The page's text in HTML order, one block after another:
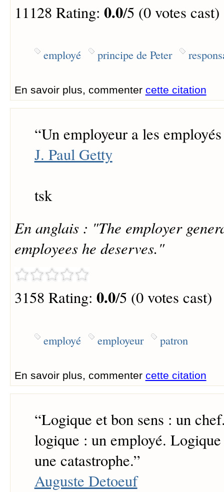
11128 Rating: 0.0/5 (0 votes cast)
employé principe de Peter
En savoir plus, commenter cette citation
“Un employeur a les
J. Paul Getty
tsk
En anglais : "The employer
employees he deserves."
3158 Rating: 0.0/5 (0 votes cast)
employé employeur patron
En savoir plus, commenter cette citation
“Logique et bon sens : un
logique : un employé. Logique
une catastrophe.”
Auguste Detoeuf